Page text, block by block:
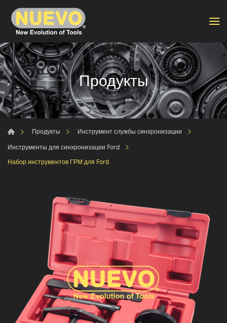
Продукты
Продукты
Инструмент службы синхронизации
Инструменты для синхронизации Ford
Набор инструментов ГРМ для Ford